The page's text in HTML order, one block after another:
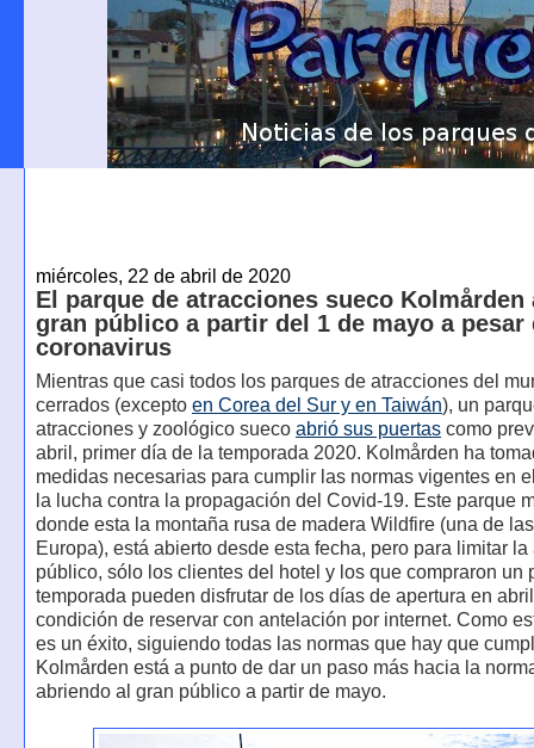
miércoles, 22 de abril de 2020
El parque de atracciones sueco Kolmården
gran público a partir del 1 de mayo a pesar
coronavirus
Mientras que casi todos los parques de atracciones del
cerrados (excepto en Corea del Sur y en Taiwán), un
atracciones y zoológico sueco abrió sus puertascomo
abril, primer día de la temporada 2020. Kolmården ha
medidas necesarias para cumplir las normas vigentes en
la lucha contra la propagación del Covid-19. Este parque
donde esta la montaña rusa de madera Wildfire (una de
Europa), está abierto desde esta fecha, pero para limitar
público, sólo los clientes del hotel y los que compraron un
temporada pueden disfrutar de los días de apertura en
condición de reservar con antelación por internet. Como
es un éxito, siguiendo todas las normas que hay que
Kolmården está a punto de dar un paso más hacia la
abriendo al gran público a partir de mayo.